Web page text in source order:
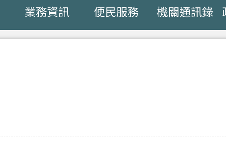
業務資訊 便民服務 機關通訊錄